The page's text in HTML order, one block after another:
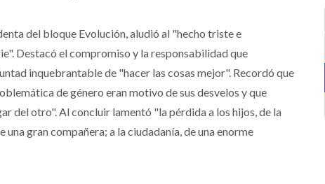
del bloque Evolución, aludió al "hecho triste e
Destacó el compromiso y la responsabilidad que
inquebrantable de "hacer las cosas mejor". Recordó que
de género eran motivo de sus desvelos y que
del otro". Al concluir lamentó "la pérdida a los hijos, de la
gran compañera; a la ciudadanía, de una enorme